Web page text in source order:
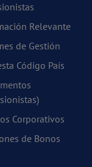
Relevante
de Gestión
Código País
Corporativos
de Bonos